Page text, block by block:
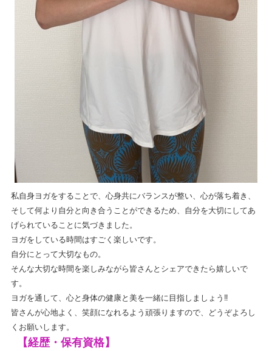
私自身ヨガをすることで、心身共にバランスが整い、心が落ち着き、
そして何より自分と向き合うことができるため、自分を大切にしてあ
げられていることに気づきました。
ヨガをしている時間はすごく楽しいです。
自分にとって大切なもの。
そんな大切な時間を楽しみながら皆さんとシェアできたら嬉しいで
す。
ヨガを通して、心と身体の健康と美を一緒に目指しましょう‼️
皆さんが心地よく、笑顔になれるよう頑張りますので、どうぞよろし
くお願いします。
【経歴・保有資格】